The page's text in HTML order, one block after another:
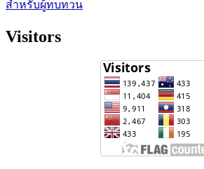
สำหรับผู้ทบทวน
Visitors